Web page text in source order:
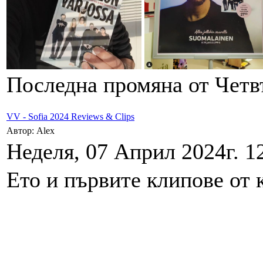
Последна промяна от
VV - Sofia 2024 Reviews & Clips
Автор: Alex
Неделя, 07 Април 2024г.
Ето и първите клипове от